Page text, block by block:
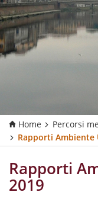
Home
Percorsi
Rapporti Ambiente
Rapporti
2019